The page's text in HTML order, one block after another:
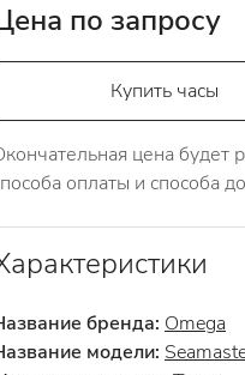
по запросу
Купить часы
цена будет
оплаты и способа
бренда: Omega
модели: